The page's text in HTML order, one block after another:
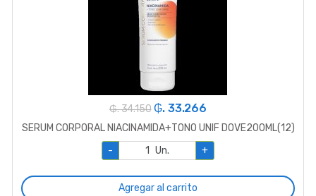
₲. 34.150 ₲. 33.266
SERUM CORPORAL NIACINAMIDA+TONO UNIF DOVE200ML(12)
-
Un. +
Agregar al carrito